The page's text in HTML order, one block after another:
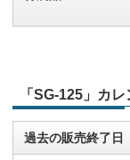
「SG-125」カ
過去の販売終了日